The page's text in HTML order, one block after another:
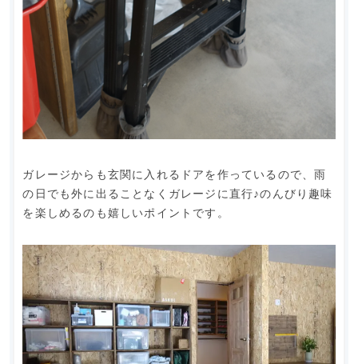
ガレージからも玄関に入れるドアを作っているので、雨
の日でも外に出ることなくガレージに直行♪のんびり趣味
を楽しめるのも嬉しいポイントです。